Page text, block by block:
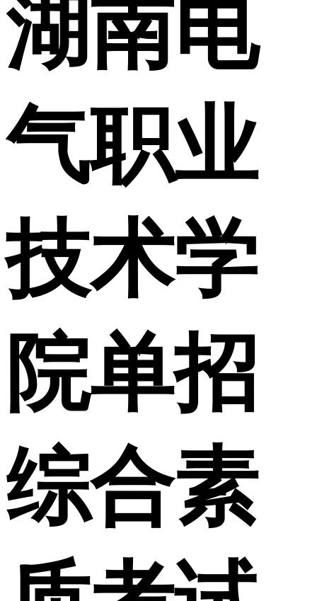
湖南电
气职业
技术学
院单招
综合素